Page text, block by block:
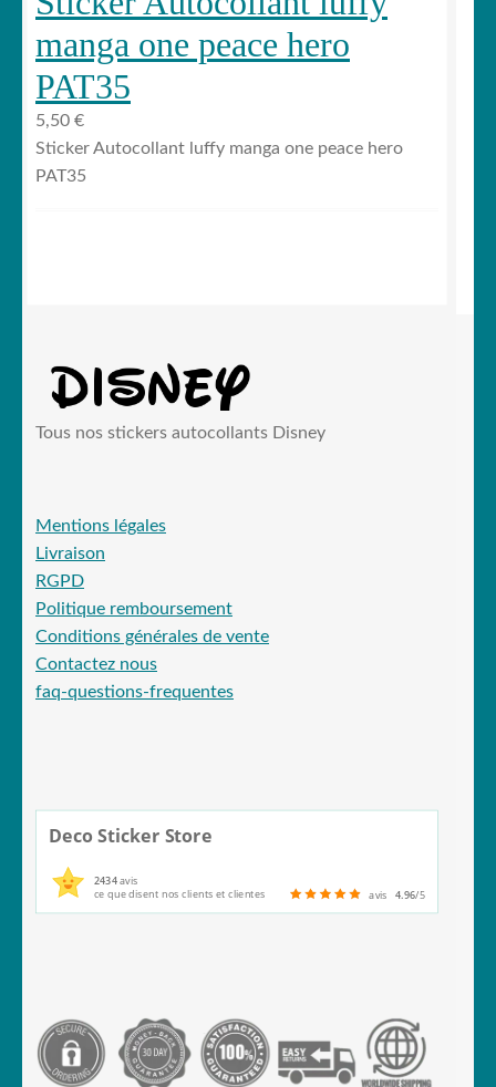
manga one peace hero
PAT35
5,50 €
Sticker Autocollant luffy manga one peace hero
PAT35
Tous nos stickers autocollants Disney
Mentions légales
Livraison
RGPD
Politique remboursement
Conditions générales de vente
Contactez nous
faq-questions-frequentes
Deco Sticker Store
2434avis
ce que disent nos clients et clientes avis 4.96/5